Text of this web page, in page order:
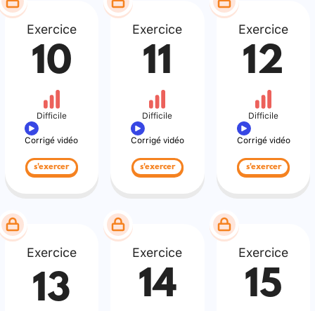
Exercice
10
Difficile
Corrigé vidéo
s'exercer
Exercice
11
Difficile
Corrigé vidéo
s'exercer
Exercice
12
Difficile
Corrigé vidéo
s'exercer
Exercice
13
Exercice
14
Exercice
15